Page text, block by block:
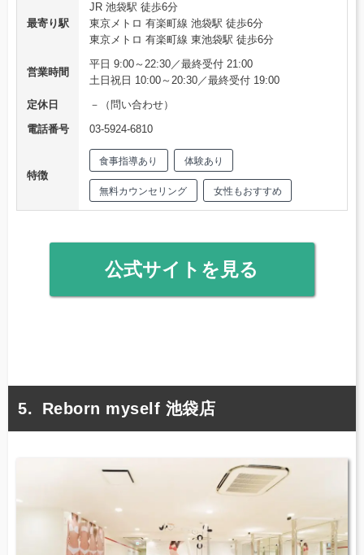
最寄り駅
JR 池袋駅 徒歩6分
東京メトロ 有楽町線 池袋駅 徒歩6分
東京メトロ 有楽町線 東池袋駅 徒歩6分
営業時間
平日 9:00～22:30／最終受付 21:00
土日祝日 10:00～20:30／最終受付 19:00
定休日
－（問い合わせ）
電話番号
03‐5924‐6810
特徴
食事指導あり 体験あり
無料カウンセリング 女性もおすすめ
公式サイトを見る
Reborn myself 池袋店